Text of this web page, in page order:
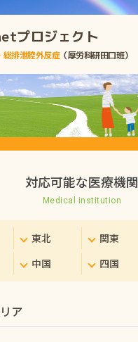
プロジェクト
総排泄腔外反症（厚労科研田口班）
対応可能な医療機関
Medical institution
東北 関東
中国 四国
ア